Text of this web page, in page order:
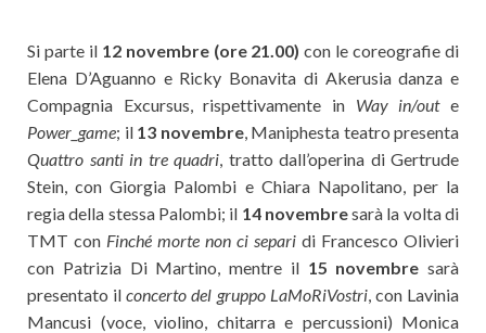
Si parte il 12 novembre (ore 21.00) con le coreografie di
Elena D’Aguanno e Ricky Bonavita di Akerusia danza e
Compagnia Excursus, rispettivamente in Way in/oute
Power_game; il 13 novembre, Maniphesta teatro presenta
Quattro santi in tre quadri , tratto dall’operina di Gertrude
Stein, con Giorgia Palombi e Chiara Napolitano, per la
regia della stessa Palombi; il 14 novembresarà la volta di
TMT con Finché morte non ci separi di Francesco Olivieri
con Patrizia Di Martino, mentre il 15 novembre sarà
presentato ilconcerto del gruppo LaMoRiVostri, con Lavinia
Mancusi (voce, violino, chitarra e percussioni) Monica